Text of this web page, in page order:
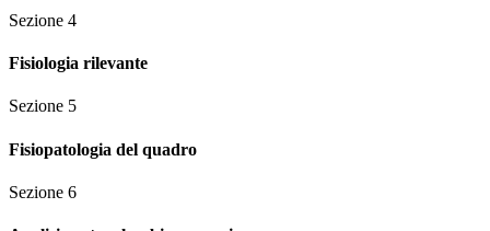
Sezione 4
Fisiologia rilevante
Sezione 5
Fisiopatologia del quadro
Sezione 6